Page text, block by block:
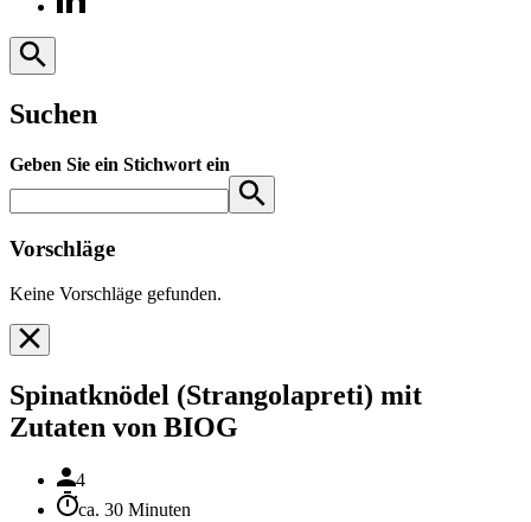
Suchen
Geben Sie ein Stichwort ein
Vorschläge
Keine Vorschläge gefunden.
Spinatknödel (Strangolapreti) mit
Zutaten von BIOG
4
ca. 30 Minuten